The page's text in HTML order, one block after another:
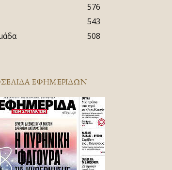
576
543
508
ΕΦΗΜΕΡΊΔΩΝ